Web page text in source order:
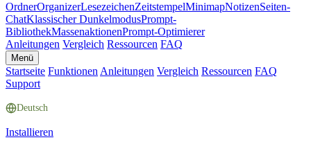
OrdnerOrganizerLesezeichenZeitstempelMinimapNotizenSeiten-
ChatKlassischer DunkelmodusPrompt-
BibliothekMassenaktionenPrompt-Optimierer
Anleitungen Vergleich Ressourcen FAQ
Menü
Startseite Funktionen Anleitungen Vergleich Ressourcen FAQ
Support
Deutsch
Installieren